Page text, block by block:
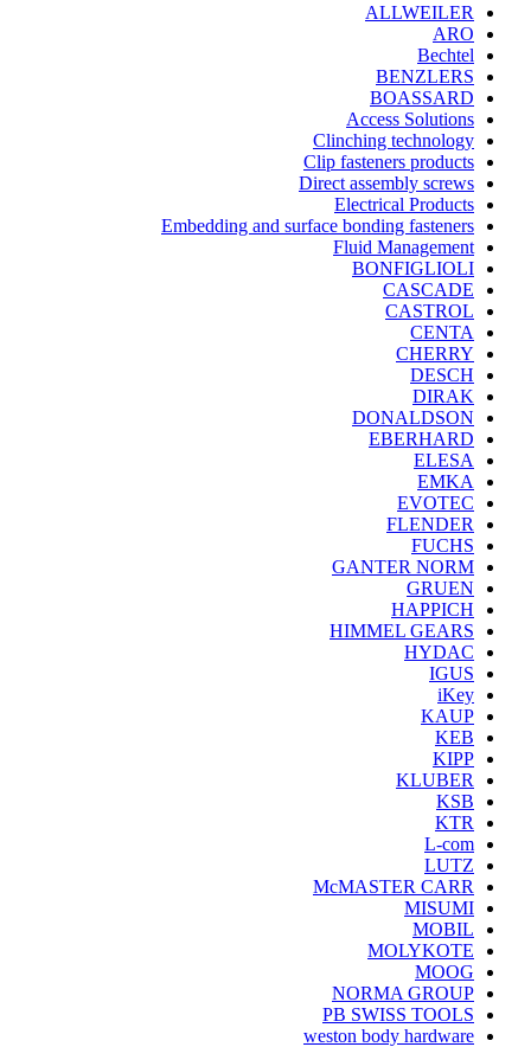
ALLWEILER
ARO
Bechtel
BENZLERS
BOASSARD
Access Solutions
Clinching technology
Clip fasteners products
Direct assembly screws
Electrical Products
Embedding and surface bonding fasteners
Fluid Management
BONFIGLIOLI
CASCADE
CASTROL
CENTA
CHERRY
DESCH
DIRAK
DONALDSON
EBERHARD
ELESA
EMKA
EVOTEC
FLENDER
FUCHS
GANTER NORM
GRUEN
HAPPICH
HIMMEL GEARS
HYDAC
IGUS
iKey
KAUP
KEB
KIPP
KLUBER
KSB
KTR
L-com
LUTZ
McMASTER CARR
MISUMI
MOBIL
MOLYKOTE
MOOG
NORMA GROUP
PB SWISS TOOLS
weston body hardware